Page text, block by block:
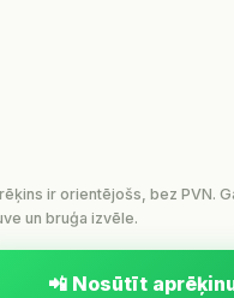
ir orientējošs, bez PVN.
un bruģa izvēle.
📲 Nosūtīt